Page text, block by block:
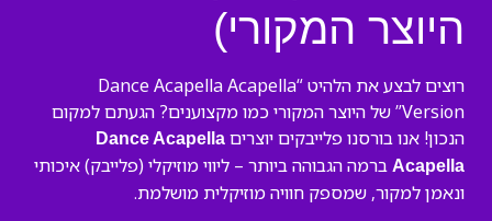
היוצר המקורי)
רוצים לבצע את הלהיט “Dance Acapella Acapella
Version” של היוצר המקורי כמו מקצוענים? הגעתם למקום
הנכון! אנו בורסנו פלייבקים יוצרים Dance Acapella
Acapella ברמה הגבוהה ביותר – ליווי מוזיקלי (פלייבק) איכותי
ונאמן למקור, שמספק חוויה מוזיקלית מושלמת.